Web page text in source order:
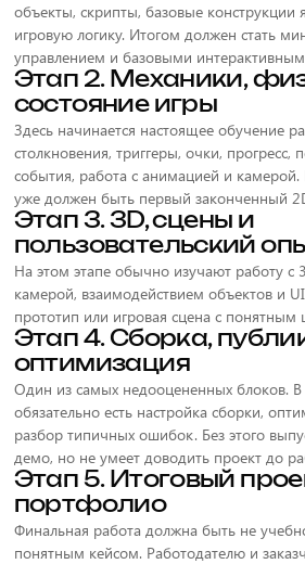
объекты, скрипты, базовые конструкции
игровую логику. Итогом должен стать
управлением и базовыми
Этап 2. Механики,
состояние игры
Здесь начинается настоящее обучение
столкновения, триггеры, очки, прогресс,
события, работа с анимацией и камерой.
уже должен быть первый законченный
Этап 3. 3D, сцены и
пользовательский
На этом этапе обычно изучают работу с
камерой, взаимодействием объектов и
прототип или игровая сцена с понятным
Этап 4. Сборка,
оптимизация
Один из самых недооцененных блоков.
обязательно есть настройка сборки,
разбор типичных ошибок. Без этого
демо, но не умеет доводить проект до
Этап 5. Итоговый
портфолио
Финальная работа должна быть не
понятным кейсом. Работодателю и